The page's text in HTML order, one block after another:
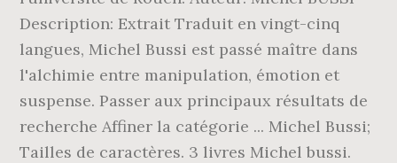
Description: Extrait Traduit en vingt-cinq
langues, Michel Bussi est passé maître dans
l'alchimie entre manipulation, émotion et
suspense. Passer aux principaux résultats de
recherche Affiner la catégorie ... Michel Bussi;
Tailles de caractères. 3 livres Michel bussi.